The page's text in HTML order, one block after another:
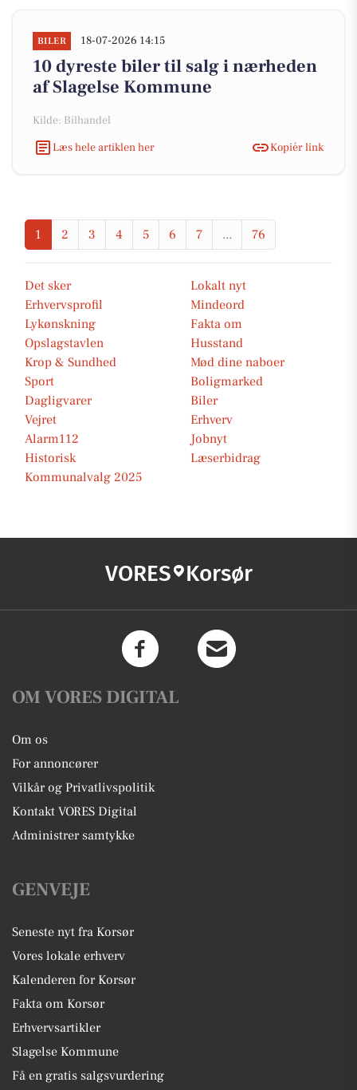
BILER 18-07-2026 14:15
10 dyreste biler til salg i nærheden
af Slagelse Kommune
Kilde: Bilhandel
Læs hele artiklen her
Kopiér link
1 2 3 4 5 6 7 ... 76
Det sker
Lokalt nyt
Erhvervsprofil
Mindeord
Lykønskning
Fakta om
Opslagstavlen
Husstand
Krop & Sundhed
Mød dine naboer
Sport
Boligmarked
Dagligvarer
Biler
Vejret
Erhverv
Alarm112
Jobnyt
Historisk
Læserbidrag
Kommunalvalg 2025
VORES Korsør
OM VORES DIGITAL
Om os
For annoncører
Vilkår og Privatlivspolitik
Kontakt VORES Digital
Administrer samtykke
GENVEJE
Seneste nyt fra Korsør
Vores lokale erhverv
Kalenderen for Korsør
Fakta om Korsør
Erhvervsartikler
Slagelse Kommune
Få en gratis salgsvurdering